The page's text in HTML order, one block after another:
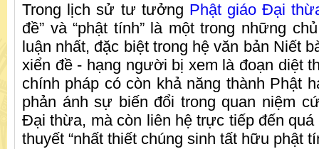
Trong lịch sử tư tưởng Phật giáo Đại
đề” và “phật tính” là một trong những
luận nhất, đặc biệt trong hệ văn bản Niết
xiển đề - hạng người bị xem là đoạn diệt
chính pháp có còn khả năng thành Phật
phản ánh sự biến đổi trong quan niệm
Đại thừa, mà còn liên hệ trực tiếp đến
thuyết “nhất thiết chúng sinh tất hữu phật